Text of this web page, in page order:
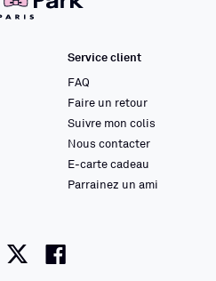
Service client
FAQ
Faire un retour
Suivre mon colis
Nous contacter
E-carte cadeau
Parrainez un ami
instagram
twitter